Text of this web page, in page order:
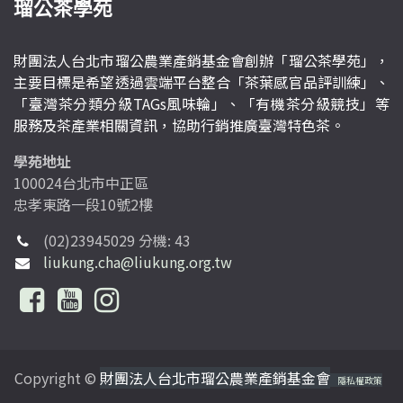
瑠公茶學苑
財團法人台北市瑠公農業產銷基金會創辦「瑠公茶學苑」，
主要目標是希望透過雲端平台整合「茶葉感官品評訓練」、
「臺灣茶分類分級TAGs風味輪」、「有機茶分級競技」等
服務及茶產業相關資訊，協助行銷推廣臺灣特色茶。
學苑地址
100024台北市中正區
忠孝東路一段10號2樓
(02)23945029 分機: 43
liukung.cha@liukung.org.tw
Copyright © 財團法人台北市瑠公農業產銷基金會 隱私權政策